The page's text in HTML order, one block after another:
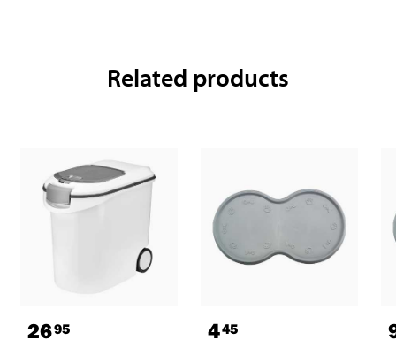
Related products
2695 445